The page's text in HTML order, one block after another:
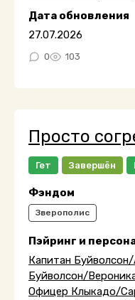
Дата обновления
27.07.2026
0 103
Просто
Гет Завершён
Фэндом
Зверополис
Пэйринг и
Капитан
Буйволсон/
Офицер Клыкадо/